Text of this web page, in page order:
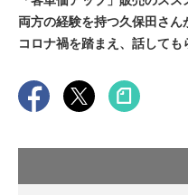
両方の経験を持つ久保田さ
コロナ禍を踏まえ、話しても